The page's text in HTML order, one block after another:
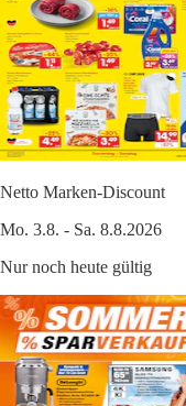
Netto Marken-Discount
Mo. 3.8. - Sa. 8.8.2026
Nur noch heute gültig